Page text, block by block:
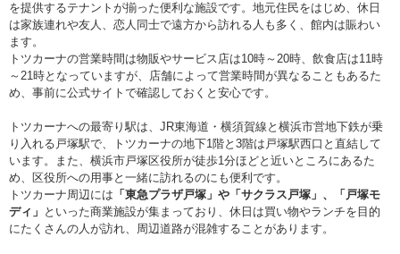
を提供するテナントが揃った便利な施設です。地元住民をはじめ、休日
は家族連れや友人、恋人同士で遠方から訪れる人も多く、館内は賑わい
ます。
トツカーナの営業時間は物販やサービス店は10時～20時、飲食店は11時
～21時となっていますが、店舗によって営業時間が異なることもあるた
め、事前に公式サイトで確認しておくと安心です。
トツカーナへの最寄り駅は、JR東海道・横須賀線と横浜市営地下鉄が乗
り入れる戸塚駅で、トツカーナの地下1階と3階は戸塚駅西口と直結して
います。また、横浜市戸塚区役所が徒歩1分ほどと近いところにあるた
め、区役所への用事と一緒に訪れるのにも便利です。
トツカーナ周辺には 「東急プラザ戸塚」や「サクラス戸塚」、「戸塚モ
ディ」 といった商業施設が集まっており、休日は買い物やランチを目的
にたくさんの人が訪れ、周辺道路が混雑することがあります。